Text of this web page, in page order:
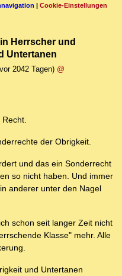
| Cookie-Einstellungen
Herrscher und
Untertanen
2042 Tagen) @
der Obrigkeit.
und das ein Sonderrecht
so nicht haben. Und immer
anderer unter den Nagel
schon seit langer Zeit nicht
Klasse" mehr. Alle
und Untertanen